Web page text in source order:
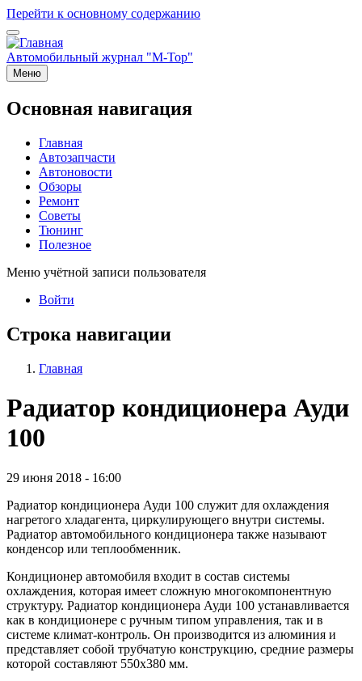
Перейти к основному содержанию
Автомобильный журнал "M-Top"
Меню
Основная навигация
Главная
Автозапчасти
Автоновости
Обзоры
Ремонт
Советы
Тюнинг
Полезное
Меню учётной записи пользователя
Войти
Строка навигации
Главная
Радиатор кондиционера Ауди
100
29 июня 2018 - 16:00
Радиатор кондиционера Ауди 100 служит для охлаждения
нагретого хладагента, циркулирующего внутри системы.
Радиатор автомобильного кондиционера также называют
конденсор или теплообменник.
Кондиционер автомобиля входит в состав системы
охлаждения, которая имеет сложную многокомпонентную
структуру. Радиатор кондиционера Ауди 100 устанавливается
как в кондиционере с ручным типом управления, так и в
системе климат-контроль. Он производится из алюминия и
представляет собой трубчатую конструкцию, средние размеры
которой составляют 550х380 мм.